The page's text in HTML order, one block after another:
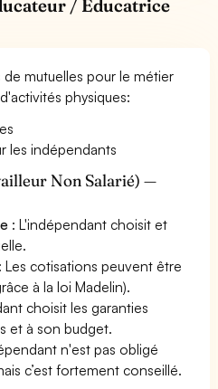
/ Educatrice
mutuelles pour le métier
physiques:
les indépendants
Non Salarié) —
: L'indépendant choisit et
: Les cotisations peuvent être
à la loi Madelin).
choisit les garanties
et à son budget.
n'est pas obligé
c’est fortement conseillé.